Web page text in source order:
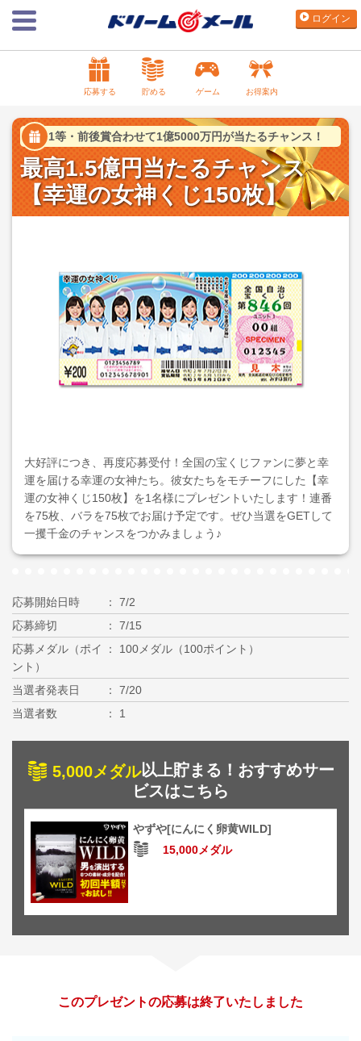
ログイン
応募する 貯める ゲーム お得案内
1等・前後賞合わせて1億5000万円が当たるチャンス！
最高1.5億円当たるチャンス
【幸運の女神くじ150枚】
大好評につき、再度応募受付！全国の宝くじファンに夢と幸
運を届ける幸運の女神たち。彼女たちをモチーフにした【幸
運の女神くじ150枚】を1名様にプレゼントいたします！連番
を75枚、バラを75枚でお届け予定です。ぜひ当選をGETして
一攫千金のチャンスをつかみましょう♪
応募開始日時
7/2
応募締切
7/15
応募メダル（ポイ
ント）
100メダル（100ポイント）
当選者発表日
7/20
当選者数
1
5,000メダル以上貯まる！おすすめサー
ビスはこちら
やずや[にんにく卵黄WILD]
15,000メダル
このプレゼントの応募は終了いたしました